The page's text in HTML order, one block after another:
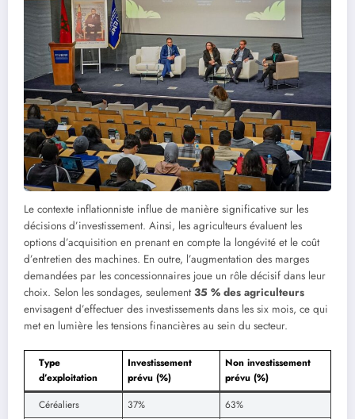
Le contexte inflationniste influe de manière significative sur les
décisions d’investissement. Ainsi, les agriculteurs évaluent les
options d’acquisition en prenant en compte la longévité et le coût
d’entretien des machines. En outre, l’augmentation des marges
demandées par les concessionnaires joue un rôle décisif dans leur
choix. Selon les sondages, seulement35 % des agriculteurs
envisagent d’effectuer des investissements dans les six mois, ce qui
met en lumière les tensions financières au sein du secteur.
Type
d’exploitation
Investissement
prévu (%)
Non investissement
prévu (%)
Céréaliers
37% 63%